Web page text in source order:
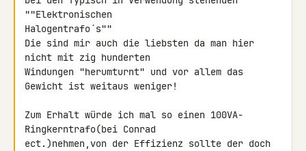
""Elektronischen
Halogentrafo´s""
Die sind mir auch die liebsten da man hier
nicht mit zig hunderten
Windungen "herumturnt" und vor allem das
Gewicht ist weitaus weniger!
Zum Erhalt würde ich mal so einen 100VA-
Ringkerntrafo(bei Conrad
ect.)nehmen,von der Effizienz sollte der doch